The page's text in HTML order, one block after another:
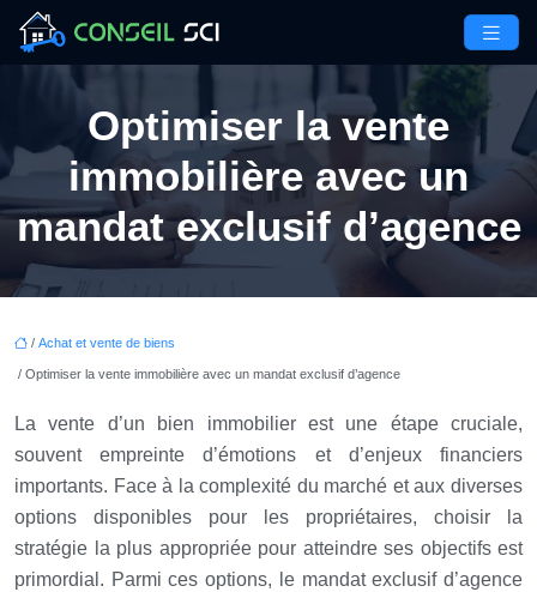
Optimiser la vente
immobilière avec un
mandat exclusif d’agence
/ Achat et vente de biens
/ Optimiser la vente immobilière avec un mandat exclusif d’agence
La vente d’un bien immobilier est une étape cruciale,
souvent empreinte d’émotions et d’enjeux financiers
importants. Face à la complexité du marché et aux diverses
options disponibles pour les propriétaires, choisir la
stratégie la plus appropriée pour atteindre ses objectifs est
primordial. Parmi ces options, le mandat exclusif d’agence